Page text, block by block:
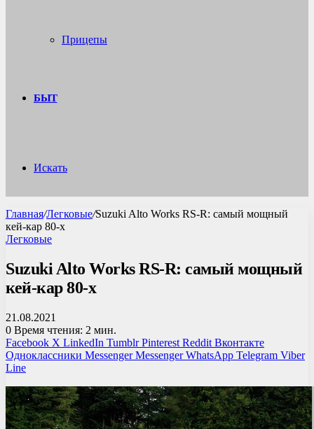
Прицепы
БЫТ
Искать
Главная/Легковые/Suzuki Alto Works RS-R: самый мощный
кей-кар 80-х
Легковые
Suzuki Alto Works RS-R: самый мощный
кей-кар 80-х
21.08.2021
0 Время чтения: 2 мин.
Facebook X LinkedIn Tumblr Pinterest Reddit Вконтакте
Одноклассники Messenger Messenger WhatsApp Telegram Viber
Line